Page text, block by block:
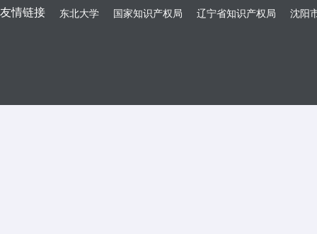
友情链接 东北大学 国家知识产权局 辽宁省知识产权局 沈阳